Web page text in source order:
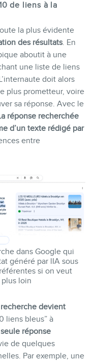
de liens à la
la plus évidente
des résultats. En
aboutit à une
une liste de liens
doit alors
plus prometteur, voire
sa réponse. Avec le
réponse recherchée
d’un texte rédigé par
entre
dans Google qui
généré par lIA sous
si on veut
loin
devient
liens bleus” à
réponse
de quelques
Par exemple, une